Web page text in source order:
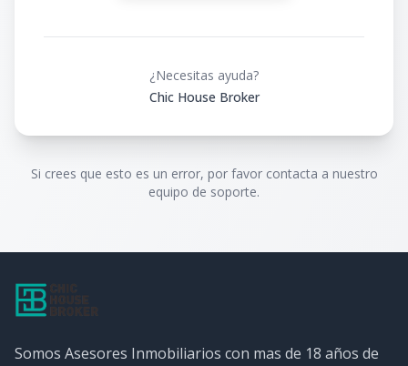
¿Necesitas ayuda?
Chic House Broker
Si crees que esto es un error, por favor contacta a nuestro
equipo de soporte.
Somos Asesores Inmobiliarios con mas de 18 años de